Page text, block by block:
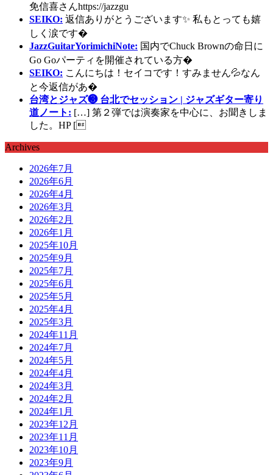
免信喜さんhttps://jazzgu
SEIKO: 返信ありがとうございます✨ 私もとっても嬉
しく涙です�
JazzGuitarYorimichiNote: 国内でChuck Brownの命日に
Go Goパーティを開催されている方�
SEIKO: こんにちは！セイコです！すみません💦なん
と今返信があ�
台湾とジャズ❸ 台北でセッション | ジャズギター寄り
道ノート: […] 第２弾では演奏家を中心に、お聞きしま
した。HP [
Archives
2026年7月
2026年6月
2026年4月
2026年3月
2026年2月
2026年1月
2025年10月
2025年9月
2025年7月
2025年6月
2025年5月
2025年4月
2025年3月
2024年11月
2024年7月
2024年5月
2024年4月
2024年3月
2024年2月
2024年1月
2023年12月
2023年11月
2023年10月
2023年9月